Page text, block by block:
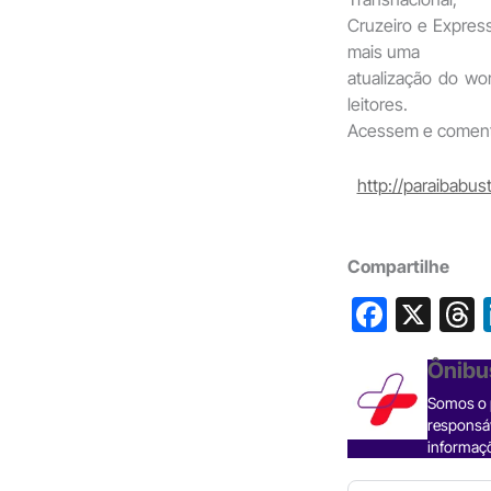
Cruzeiro e
mais uma
atualização do
leitores.
Acessem e
http://
Compartilhe
F
c
e
b
X
Somos o